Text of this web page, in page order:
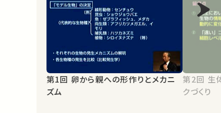
第1回 卵から親への形作りとメカニ
ズム
第2回 生体情報システムとネットワー
クづくり